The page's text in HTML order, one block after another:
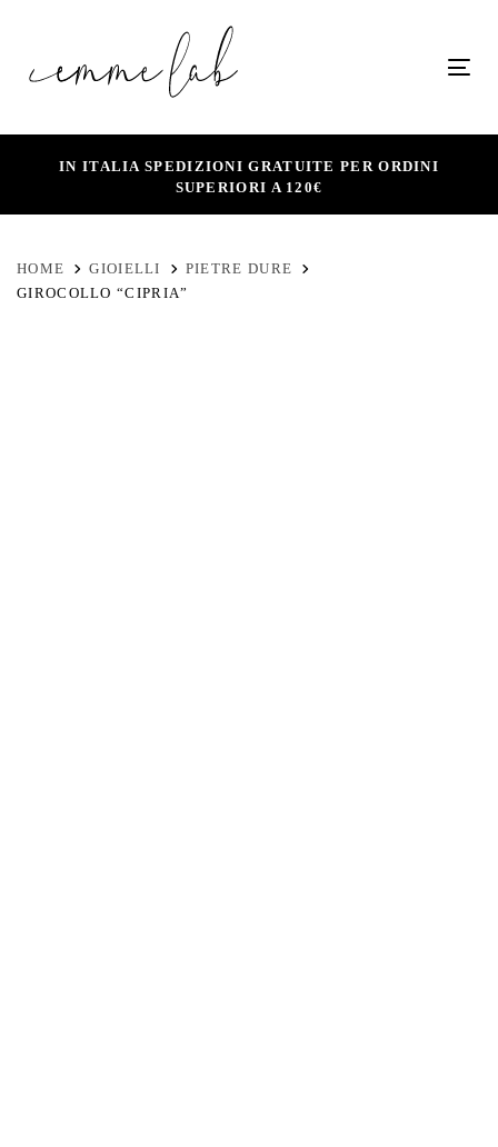
navigation
IN ITALIA SPEDIZIONI GRATUITE PER ORDINI
SUPERIORI A 120€
HOME GIOIELLI
PIETRE DURE
GIROCOLLO “CIPRIA”